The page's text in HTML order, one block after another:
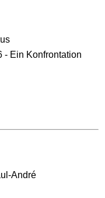
- Ein Konfrontation
André